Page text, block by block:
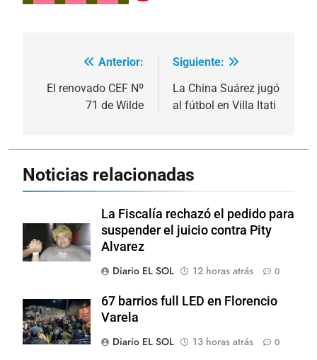
Navegación
de
Anterior:
El renovado CEF Nº
71 de Wilde
Siguiente:
La China Suárez jugó
al fútbol en Villa Itati
Noticias relacionadas
La Fiscalía rechazó el pedido para
suspender el juicio contra Pity
Alvarez
Diario EL SOL
12 horas atrás 0
67 barrios full LED en Florencio
Varela
Diario EL SOL
13 horas atrás 0